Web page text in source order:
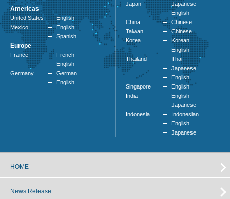
Americas
United States
English
Mexico
English
Spanish
Europe
France
French
English
Germany
German
English
Japan
Japanese
English
China
Chinese
Taiwan
Chinese
Korea
Korean
English
Thailand
Thai
Japanese
English
Singapore
English
India
English
Japanese
Indonesia
Indonesian
English
Japanese
HOME
News Release